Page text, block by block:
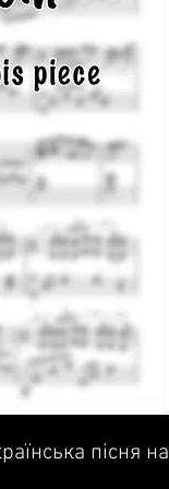
пісня на